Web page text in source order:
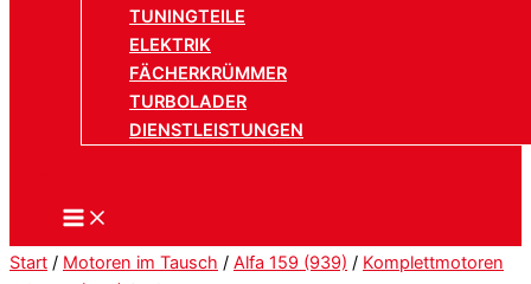
TUNINGTEILE
ELEKTRIK
FÄCHERKRÜMMER
TURBOLADER
DIENSTLEISTUNGEN
Start / Motoren im Tausch / Alfa 159 (939) / Komplettmotoren